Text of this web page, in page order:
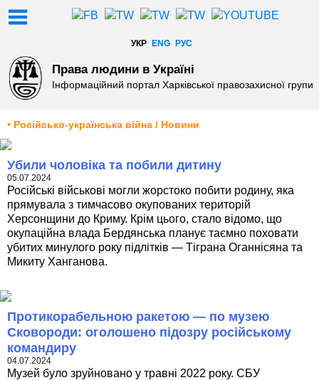
УКР ENG РУС
Права людини в Україні
Інформаційний портал Харківської правозахисної групи
• Російсько-українська війна / Новини
Убили чоловіка та побили дитину
05.07.2024
Російські військові могли жорстоко побити родину, яка
прямувала з тимчасово окупованих територій
Херсонщини до Криму. Крім цього, стало відомо, що
окупаційна влада Бердянська планує таємно поховати
убитих минулого року підлітків — Тіграна Оганнісяна та
Микиту Ханганова.
Протикорабельною ракетою — по музею
Сковороди: оголошено підозру російському
командиру
04.07.2024
Музей було зруйновано у травні 2022 року. СБУ